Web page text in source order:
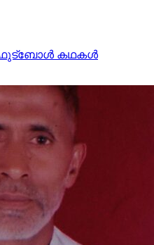
ഫുട്ബോൾ കഥകൾ